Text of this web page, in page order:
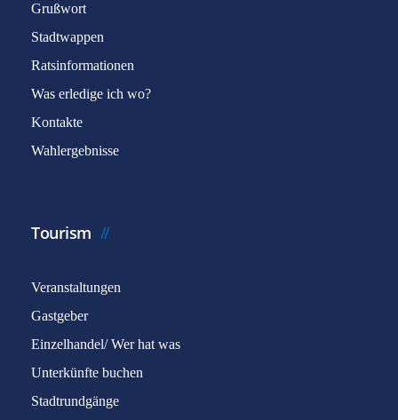
Grußwort
Stadtwappen
Ratsinformationen
Was erledige ich wo?
Kontakte
Wahlergebnisse
Tourism
Veranstaltungen
Gastgeber
Einzelhandel/ Wer hat was
Unterkünfte buchen
Stadtrundgänge